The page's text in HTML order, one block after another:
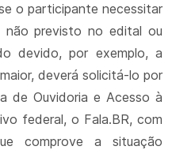
o participante necessitar
não previsto no edital ou
devido, por exemplo, a
deverá solicitá-lo por
de Ouvidoria e Acesso à
federal, o Fala.BR, com
comprove a situação